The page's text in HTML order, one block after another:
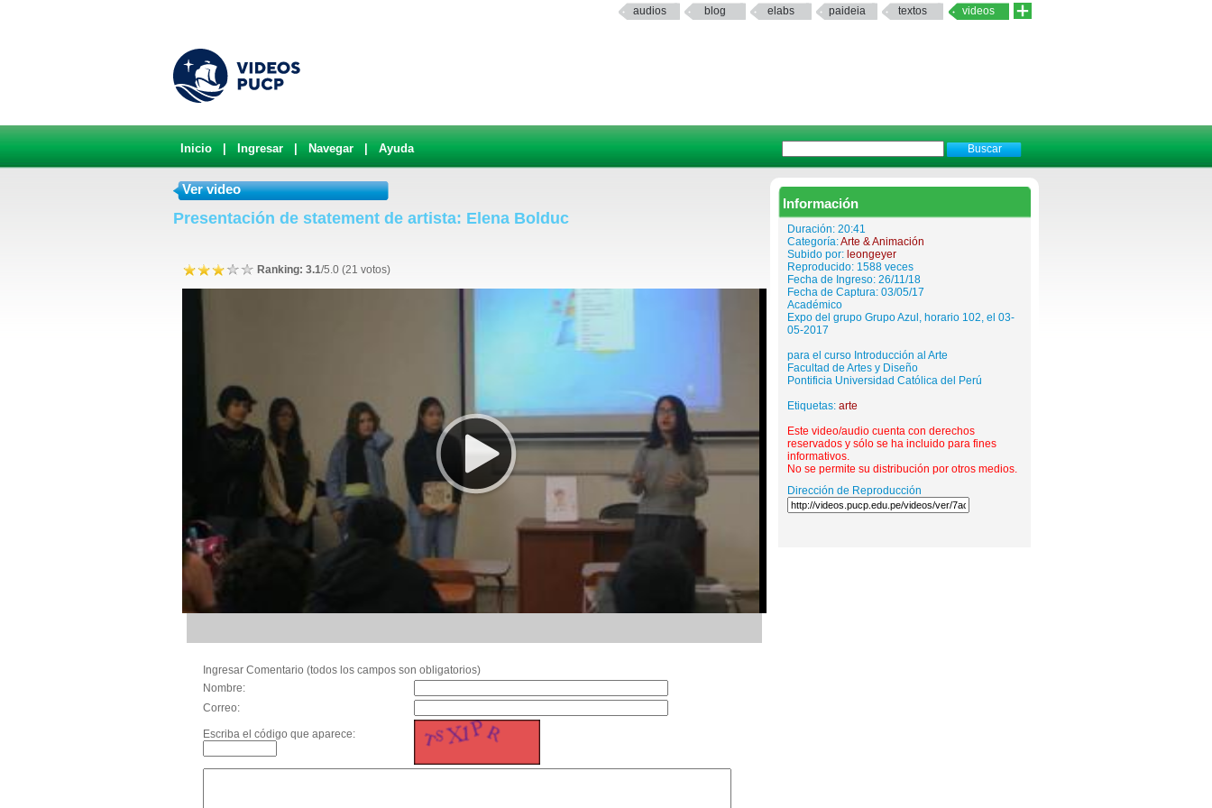
audios blog elabs paideia textos videos
Inicio Ingresar Navegar Ayuda
Información
Duración: 20:41
Categoría:Arte & Animación
Subido por: leongeyer
Reproducido: 1588 veces
Fecha de Ingreso: 26/11/18
Fecha de Captura: 03/05/17
Académico
Expo del grupo Grupo Azul, horario 102, el 03-
05-2017
para el curso Introducción al Arte
Facultad de Artes y Diseño
Pontificia Universidad Católica del Perú
Etiquetas: arte
Este video/audio cuenta con derechos
reservados y sólo se ha incluido para fines
informativos.
No se permite su distribución por otros medios.
Dirección de Reproducción
Ver video
Presentación de statement de artista: Elena Bolduc
Ranking: 3.1/5.0 (21 votos)
Ingresar Comentario (todos los campos son obligatorios)
Nombre:
Correo:
Escriba el código que aparece: